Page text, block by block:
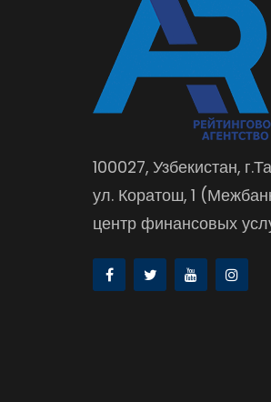
100027, Узбекистан,
ул. Коратош, 1
центр финансовых